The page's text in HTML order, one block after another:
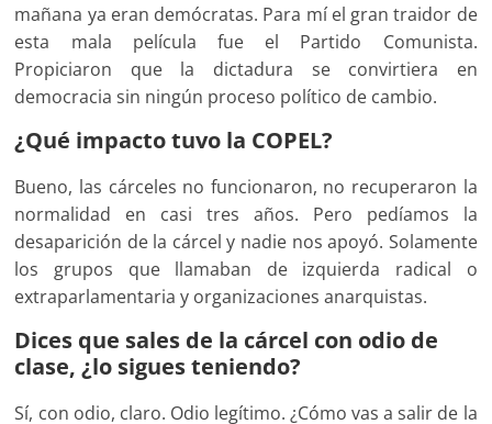
mañana ya eran demócratas. Para mí el gran traidor de
esta mala película fue el Partido Comunista.
Propiciaron que la dictadura se convirtiera en
democracia sin ningún proceso político de cambio.
¿Qué impacto tuvo la COPEL?
Bueno, las cárceles no funcionaron, no recuperaron la
normalidad en casi tres años. Pero pedíamos la
desaparición de la cárcel y nadie nos apoyó. Solamente
los grupos que llamaban de izquierda radical o
extraparlamentaria y organizaciones anarquistas.
Dices que sales de la cárcel con odio de
clase, ¿lo sigues teniendo?
Sí, con odio, claro. Odio legítimo. ¿Cómo vas a salir de la